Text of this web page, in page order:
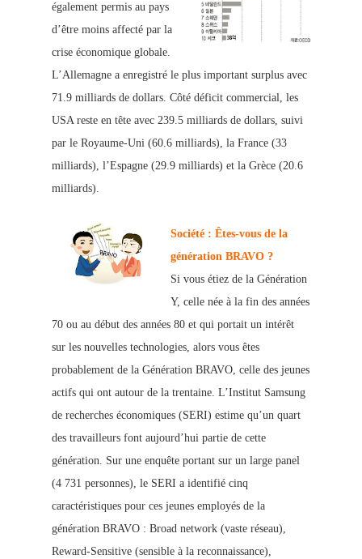
également permis au pays
d’être moins affecté par la
crise économique globale.
L’Allemagne a enregistré le plus important surplus avec
71.9 milliards de dollars. Côté déficit commercial, les
USA reste en tête avec 239.5 milliards de dollars, suivi
par le Royaume-Uni (60.6 milliards), la France (33
milliards), l’Espagne (29.9 milliards) et la Grèce (20.6
milliards).
Société : Êtes-vous de la
génération BRAVO ?
Si vous étiez de la Génération
Y, celle née à la fin des années
70 ou au début des années 80 et qui portait un intérêt
sur les nouvelles technologies, alors vous êtes
probablement de la Génération BRAVO, celle des jeunes
actifs qui ont autour de la trentaine. L’Institut Samsung
de recherches économiques (SERI) estime qu’un quart
des travailleurs font aujourd’hui partie de cette
génération. Sur une enquête portant sur un large panel
(4 731 personnes), le SERI a identifié cinq
caractéristiques pour ces jeunes employés de la
génération BRAVO : Broad network (vaste réseau),
Reward-Sensitive (sensible à la reconnaissance),